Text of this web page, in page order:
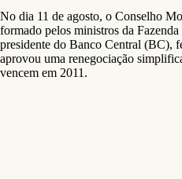
No dia 11 de agosto, o Conselho
formado pelos ministros da
presidente do Banco Central (BC),
aprovou uma renegociação
vencem em 2011.